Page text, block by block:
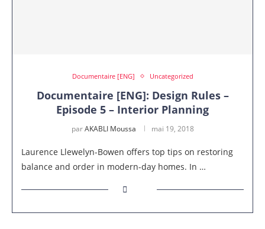
Documentaire [ENG] Uncategorized
Documentaire [ENG]: Design Rules –
Episode 5 – Interior Planning
parAKABLI Moussa mai 19, 2018
Laurence Llewelyn-Bowen offers top tips on restoring
balance and order in modern-day homes. In …